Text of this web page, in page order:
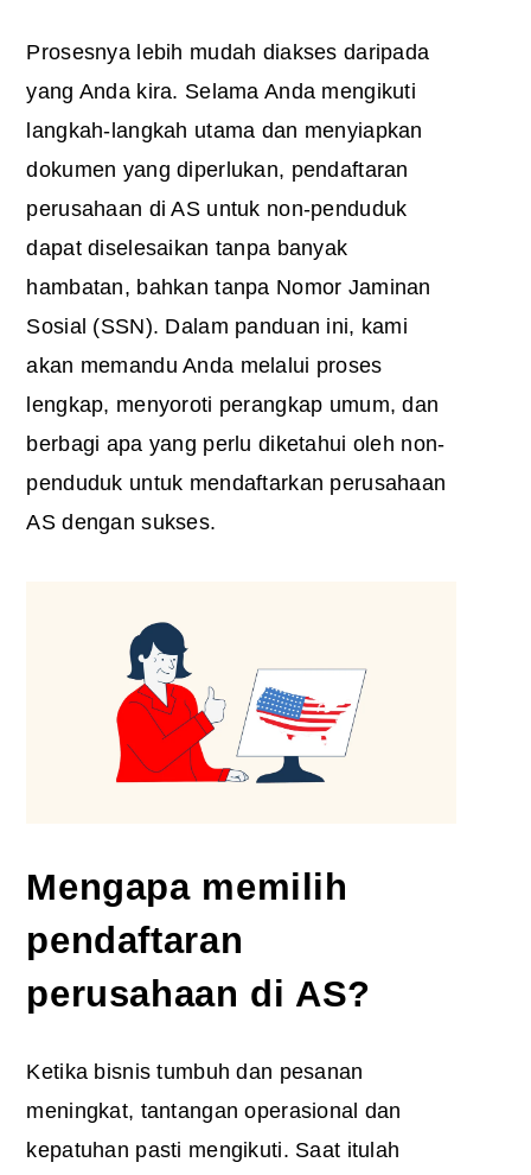
Prosesnya lebih mudah diakses daripada
yang Anda kira. Selama Anda mengikuti
langkah-langkah utama dan menyiapkan
dokumen yang diperlukan, pendaftaran
perusahaan di AS untuk non-penduduk
dapat diselesaikan tanpa banyak
hambatan, bahkan tanpa Nomor Jaminan
Sosial (SSN). Dalam panduan ini, kami
akan memandu Anda melalui proses
lengkap, menyoroti perangkap umum, dan
berbagi apa yang perlu diketahui oleh non-
penduduk untuk mendaftarkan perusahaan
AS dengan sukses.
Mengapa memilih
pendaftaran
perusahaan di AS?
Ketika bisnis tumbuh dan pesanan
meningkat, tantangan operasional dan
kepatuhan pasti mengikuti. Saat itulah